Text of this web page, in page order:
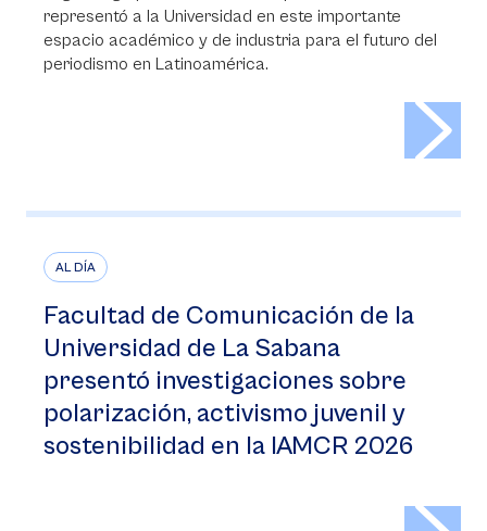
representó a la Universidad en este importante
espacio académico y de industria para el futuro del
periodismo en Latinoamérica.
AL DÍA
Facultad de Comunicación de la
Universidad de La Sabana
presentó investigaciones sobre
polarización, activismo juvenil y
sostenibilidad en la IAMCR 2026